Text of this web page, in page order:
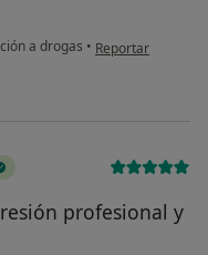
a drogas • en opinión del
Reportar
profesional y